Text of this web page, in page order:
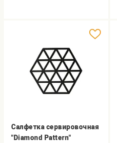
Салфетка сервировочная
"Diamond Pattern"